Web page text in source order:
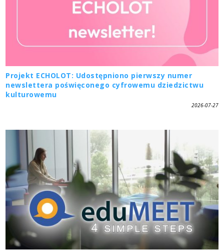
Projekt ECHOLOT: Udostępniono pierwszy numer
newslettera poświęconego cyfrowemu dziedzictwu
kulturowemu
2026-07-27